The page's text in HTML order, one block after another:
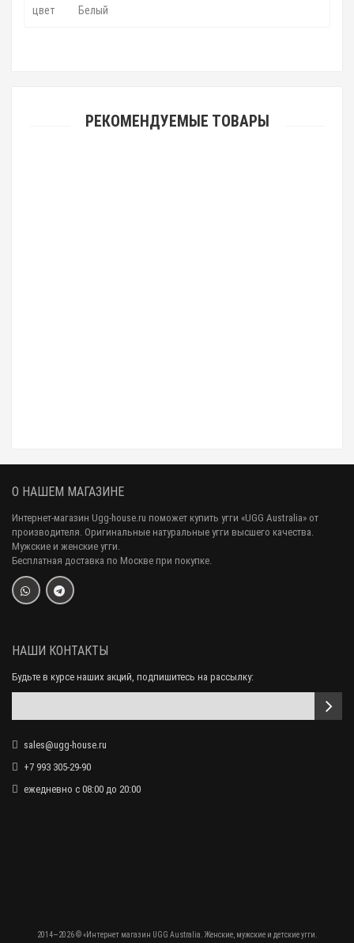
цвет
Белый
РЕКОМЕНДУЕМЫЕ ТОВАРЫ
Женские Ботинки UGG Shanti - White
О НАШЕМ МАГАЗИНЕ
Интернет-магазин Ugg-house.ru поможет купить угги «UGG Australia» от
производителя. Оригинальные натуральные угги высшего качества.
Мужские и женские угги.
Бесплатная доставка по Москве при покупке.
НАШИ КОНТАКТЫ
Будьте в курсе наших акций, подпишитесь на рассылку:
sales@ugg-house.ru
+7 993 305-29-90
ежедневно с 08:00 до 20:00
2014—2026 © «Интернет магазин UGG Australia. Женские, мужские и детские угги.